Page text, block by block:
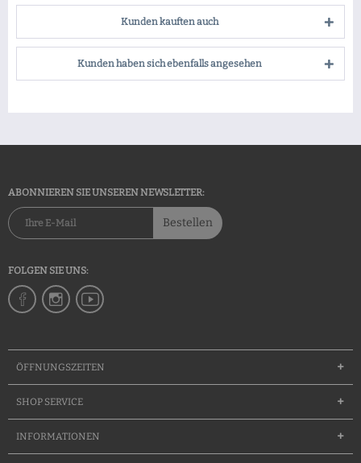
Kunden kauften auch
Kunden haben sich ebenfalls angesehen
ABONNIEREN SIE UNSEREN NEWSLETTER:
Bestellen
FOLGEN SIE UNS:
ÖFFNUNGSZEITEN
SHOP SERVICE
INFORMATIONEN